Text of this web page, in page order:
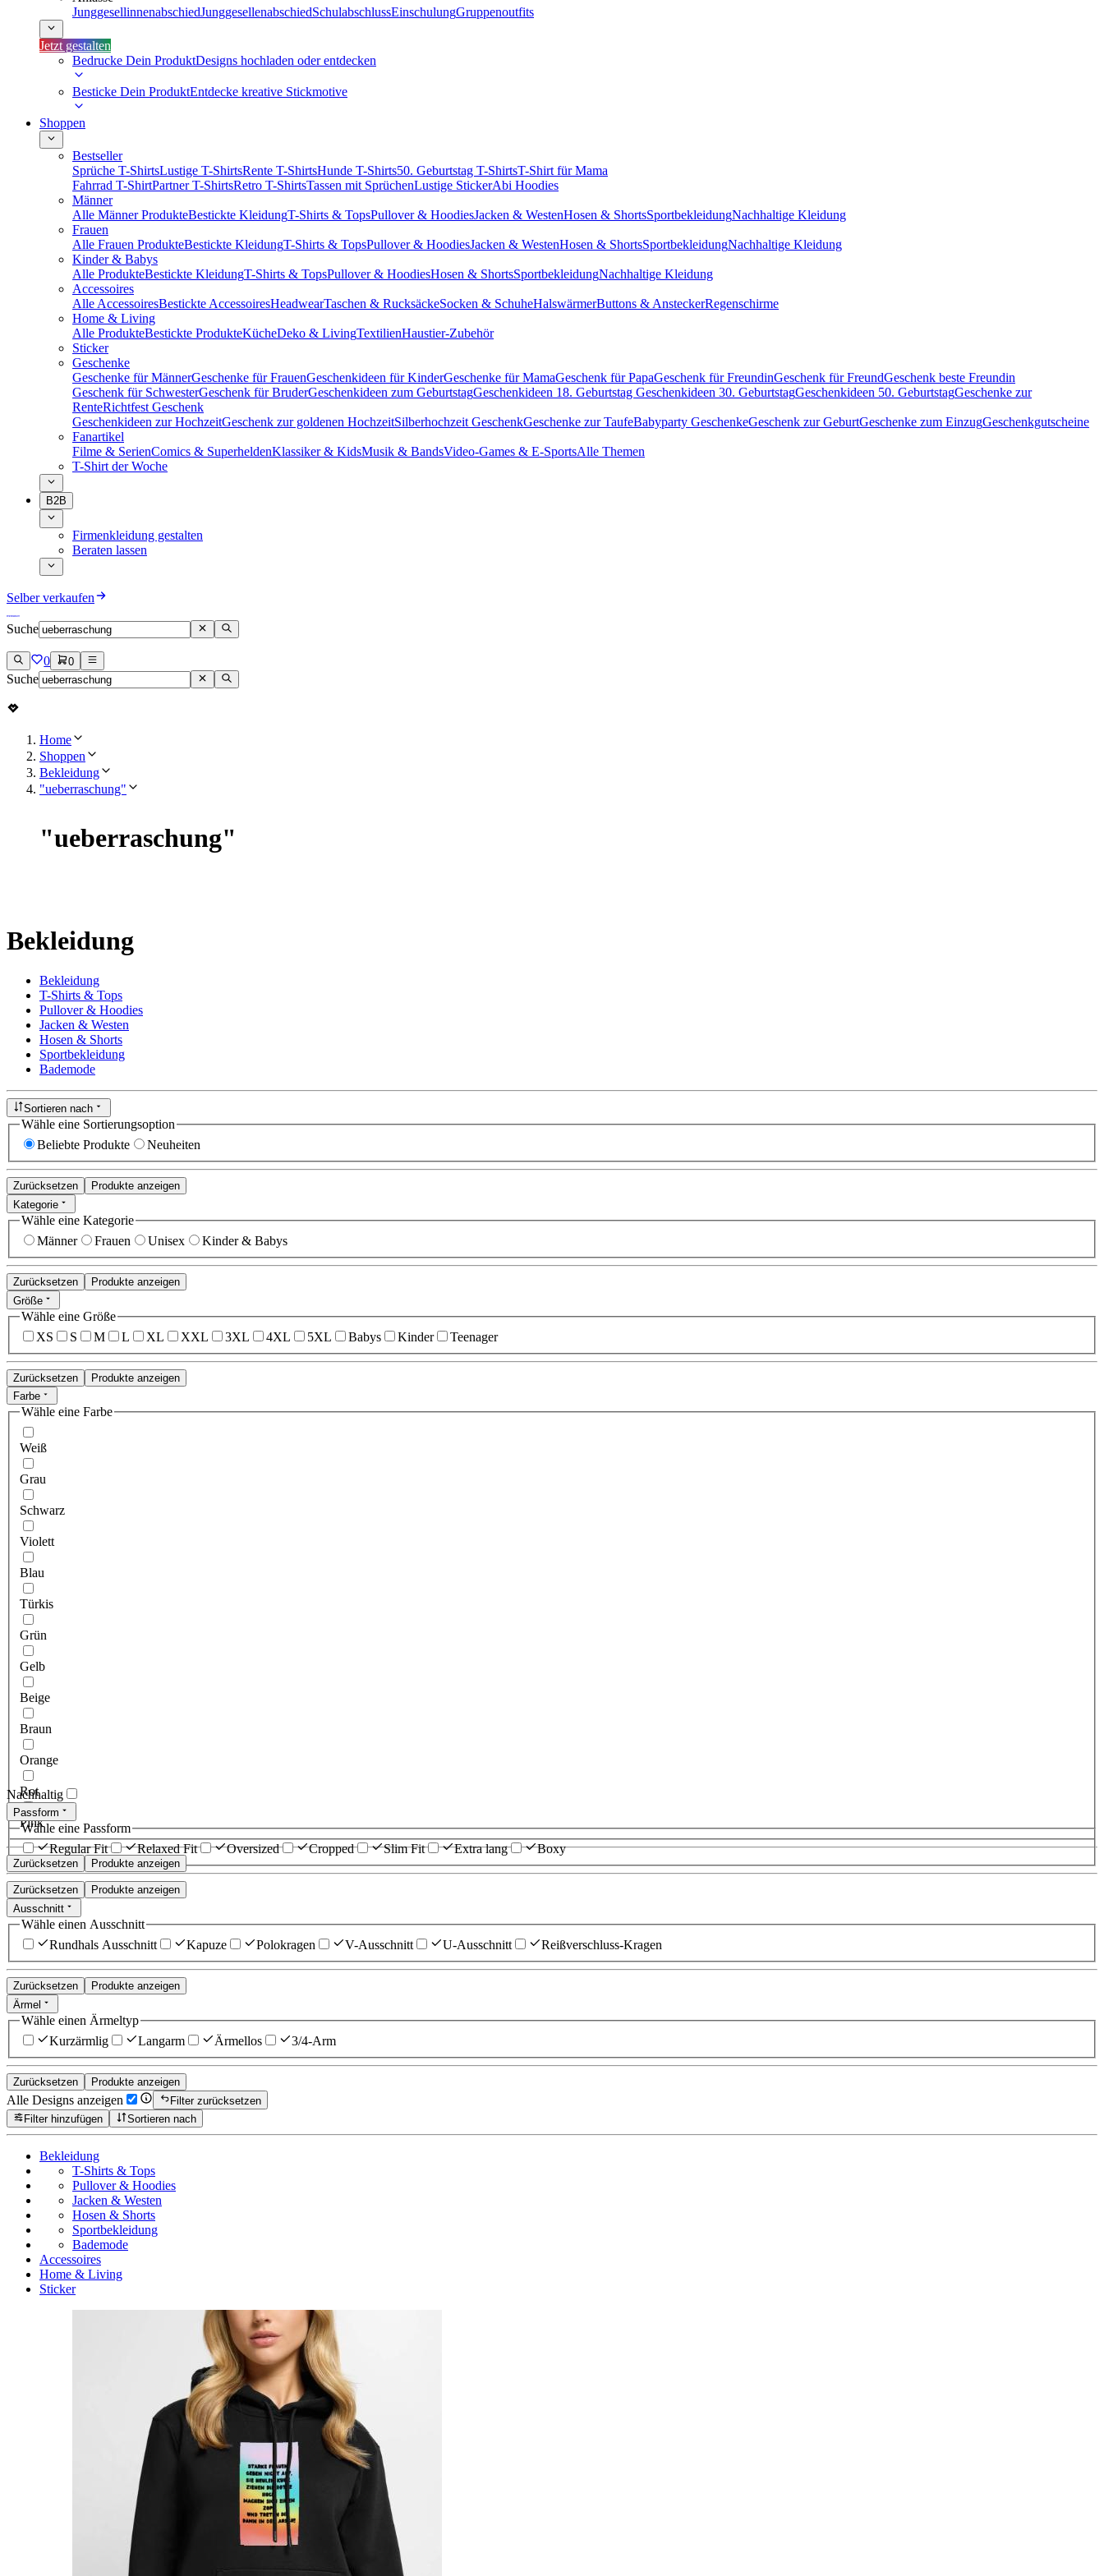
JunggesellinnenabschiedJunggesellenabschiedSchulabschlussEinschulungGruppenoutfits
Jetzt gestalten
Bedrucke Dein ProduktDesigns hochladen oder entdecken
Besticke Dein ProduktEntdecke kreative Stickmotive
Shoppen
Bestseller
Sprüche T-ShirtsLustige T-ShirtsRente T-ShirtsHunde T-Shirts50. Geburtstag T-ShirtsT-Shirt für Mama
Fahrrad T-ShirtPartner T-ShirtsRetro T-ShirtsTassen mit SprüchenLustige StickerAbi Hoodies
Männer
Alle Männer ProdukteBestickte KleidungT-Shirts & TopsPullover & HoodiesJacken & WestenHosen & ShortsSportbekleidungNachhaltige Kleidung
Frauen
Alle Frauen ProdukteBestickte KleidungT-Shirts & TopsPullover & HoodiesJacken & WestenHosen & ShortsSportbekleidungNachhaltige Kleidung
Kinder & Babys
Alle ProdukteBestickte KleidungT-Shirts & TopsPullover & HoodiesHosen & ShortsSportbekleidungNachhaltige Kleidung
Accessoires
Alle AccessoiresBestickte AccessoiresHeadwearTaschen & RucksäckeSocken & SchuheHalswärmerButtons & AnsteckerRegenschirme
Home & Living
Alle ProdukteBestickte ProdukteKücheDeko & LivingTextilienHaustier-Zubehör
Sticker
Geschenke
Geschenke für MännerGeschenke für FrauenGeschenkideen für KinderGeschenke für MamaGeschenk für PapaGeschenk für FreundinGeschenk für FreundGeschenk beste Freundin
Geschenk für SchwesterGeschenk für BruderGeschenkideen zum GeburtstagGeschenkideen 18. Geburtstag Geschenkideen 30. GeburtstagGeschenkideen 50. GeburtstagGeschenke zur
RenteRichtfest Geschenk
Geschenkideen zur HochzeitGeschenk zur goldenen HochzeitSilberhochzeit GeschenkGeschenke zur TaufeBabyparty GeschenkeGeschenk zur GeburtGeschenke zum EinzugGeschenkgutscheine
Fanartikel
Filme & SerienComics & SuperheldenKlassiker & KidsMusik & BandsVideo-Games & E-SportsAlle Themen
T-Shirt der Woche
B2B
Firmenkleidung gestalten
Beraten lassen
Selber verkaufen
Suche
0 0
Suche
Home
Shoppen
Bekleidung
"ueberraschung"
"ueberraschung"
Bekleidung
Bekleidung
T-Shirts & Tops
Pullover & Hoodies
Jacken & Westen
Hosen & Shorts
Sportbekleidung
Bademode
Sortieren nach
Wähle eine Sortierungsoption
Beliebte Produkte
Neuheiten
Zurücksetzen
Produkte anzeigen
Kategorie
Wähle eine Kategorie
Männer
Frauen Unisex Kinder & Babys
Zurücksetzen
Produkte anzeigen
Größe
Wähle eine Größe
XS
S M L XL XXL 3XL 4XL 5XL Babys Kinder Teenager
Zurücksetzen
Produkte anzeigen
Farbe
Wähle eine Farbe
Weiß
Grau
Schwarz
Violett
Blau
Türkis
Grün
Gelb
Beige
Braun
Orange
Rot
Pink
Zurücksetzen Produkte anzeigen
Nachhaltig
Passform
Wähle eine Passform
Regular Fit
Relaxed Fit Oversized Cropped Slim Fit Extra lang Boxy
Zurücksetzen
Produkte anzeigen
Ausschnitt
Wähle einen Ausschnitt
Rundhals Ausschnitt
Kapuze Polokragen V-Ausschnitt U-Ausschnitt Reißverschluss-Kragen
Zurücksetzen
Produkte anzeigen
Ärmel
Wähle einen Ärmeltyp
Kurzärmlig
Langarm Ärmellos 3/4-Arm
Zurücksetzen Produkte anzeigen
Alle Designs anzeigen
Filter zurücksetzen
Filter hinzufügen
Sortieren nach
Bekleidung
T-Shirts & Tops
Pullover & Hoodies
Jacken & Westen
Hosen & Shorts
Sportbekleidung
Bademode
Accessoires
Home & Living
Sticker